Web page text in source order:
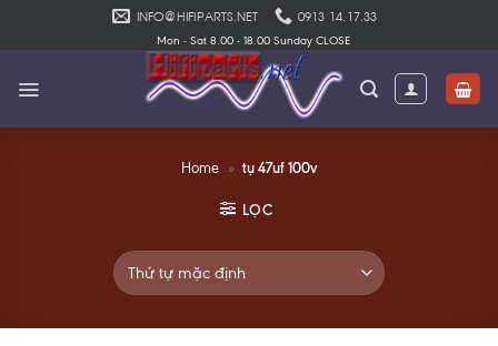
INFO@HIFIPARTS.NET 0913 14.17.33
Mon - Sat 8.00 - 18.00 Sunday CLOSE
Home » tụ 47uf 100v
LỌC